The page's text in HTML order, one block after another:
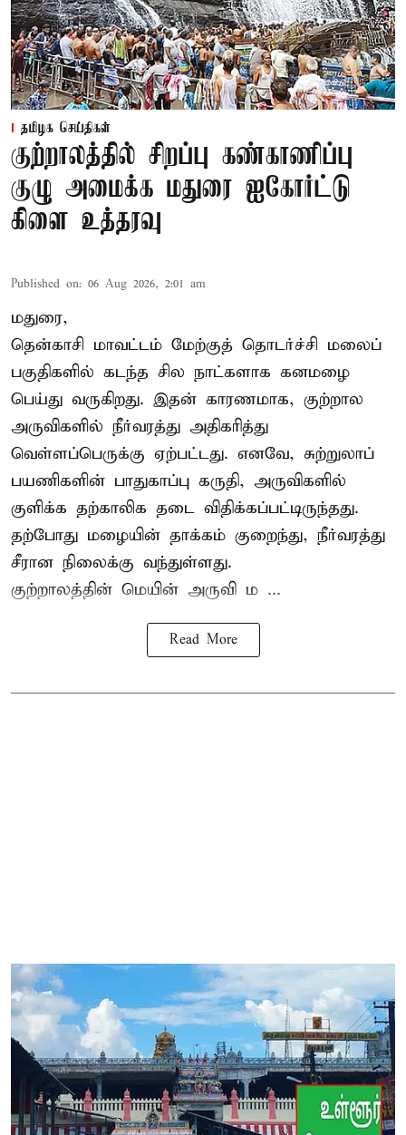
தமிழக செய்திகள்
குற்றாலத்தில் சிறப்பு கண்காணிப்பு
குழு அமைக்க மதுரை ஐகோர்ட்டு
கிளை உத்தரவு
Published on: 06 Aug 2026, 2:01 am
மதுரை,
தென்காசி மாவட்டம் மேற்குத் தொடர்ச்சி மலைப்
பகுதிகளில் கடந்த சில நாட்களாக கனமழை
பெய்து வருகிறது. இதன் காரணமாக, குற்றால
அருவிகளில் நீர்வரத்து அதிகரித்து
வெள்ளப்பெருக்கு ஏற்பட்டது. எனவே, சுற்றுலாப்
பயணிகளின் பாதுகாப்பு கருதி, அருவிகளில்
குளிக்க தற்காலிக தடை விதிக்கப்பட்டிருந்தது.
தற்போது மழையின் தாக்கம் குறைந்து, நீர்வரத்து
சீரான நிலைக்கு வந்துள்ளது.
குற்றாலத்தின் மெயின் அருவி ம ...
Read More